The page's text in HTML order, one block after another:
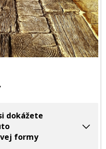
dokážete
formy